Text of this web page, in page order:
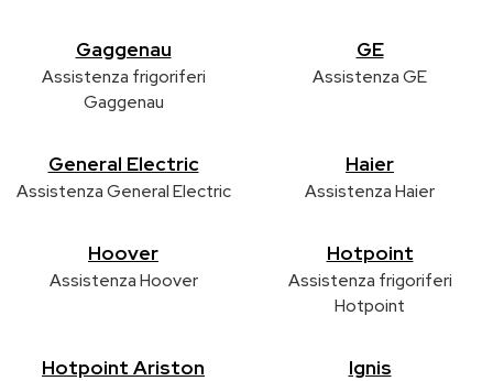
Gaggenau
Assistenza frigoriferi
Gaggenau
GE
Assistenza GE
General Electric
Assistenza General Electric
Haier
Assistenza Haier
Hoover
Assistenza Hoover
Hotpoint
Assistenza frigoriferi
Hotpoint
Hotpoint Ariston Ignis